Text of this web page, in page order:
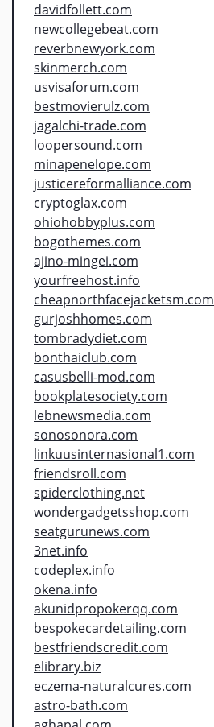
davidfollett.com
newcollegebeat.com
reverbnewyork.com
skinmerch.com
usvisaforum.com
bestmovierulz.com
jagalchi-trade.com
loopersound.com
minapenelope.com
justicereformalliance.com
cryptoglax.com
ohiohobbyplus.com
bogothemes.com
ajino-mingei.com
yourfreehost.info
cheapnorthfacejacketsm.com
gurjoshhomes.com
tombradydiet.com
bonthaiclub.com
casusbelli-mod.com
bookplatesociety.com
lebnewsmedia.com
sonosonora.com
linkuusinternasional1.com
friendsroll.com
spiderclothing.net
wondergadgetsshop.com
seatgurunews.com
3net.info
codeplex.info
okena.info
akunidpropokerqq.com
bespokecardetailing.com
bestfriendscredit.com
elibrary.biz
eczema-naturalcures.com
astro-bath.com